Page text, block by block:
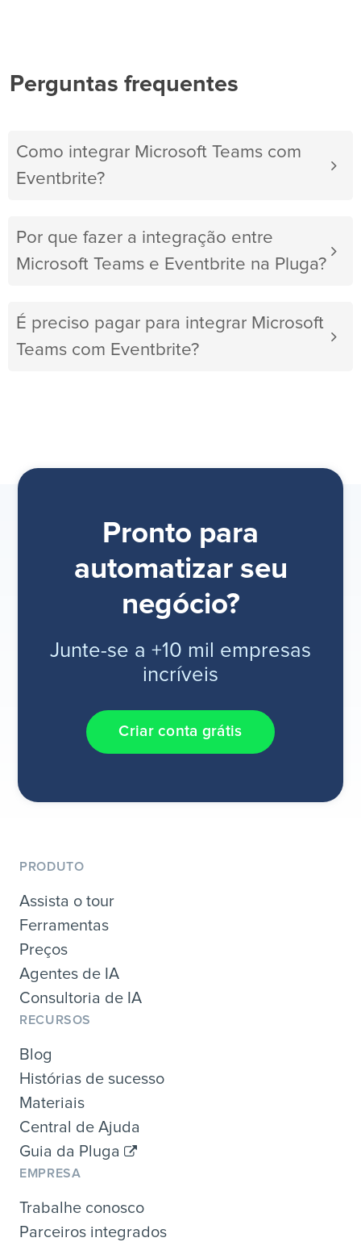
Perguntas frequentes
Como integrar Microsoft Teams com
Eventbrite?
Por que fazer a integração entre
Microsoft Teams e Eventbrite na Pluga?
É preciso pagar para integrar Microsoft
Teams com Eventbrite?
Pronto para
automatizar seu
negócio?
Junte-se a +10 mil empresas
incríveis
Criar conta grátis
PRODUTO
Assista o tour
Ferramentas
Preços
Agentes de IA
Consultoria de IA
RECURSOS
Blog
Histórias de sucesso
Materiais
Central de Ajuda
Guia da Pluga
EMPRESA
Trabalhe conosco
Parceiros integrados